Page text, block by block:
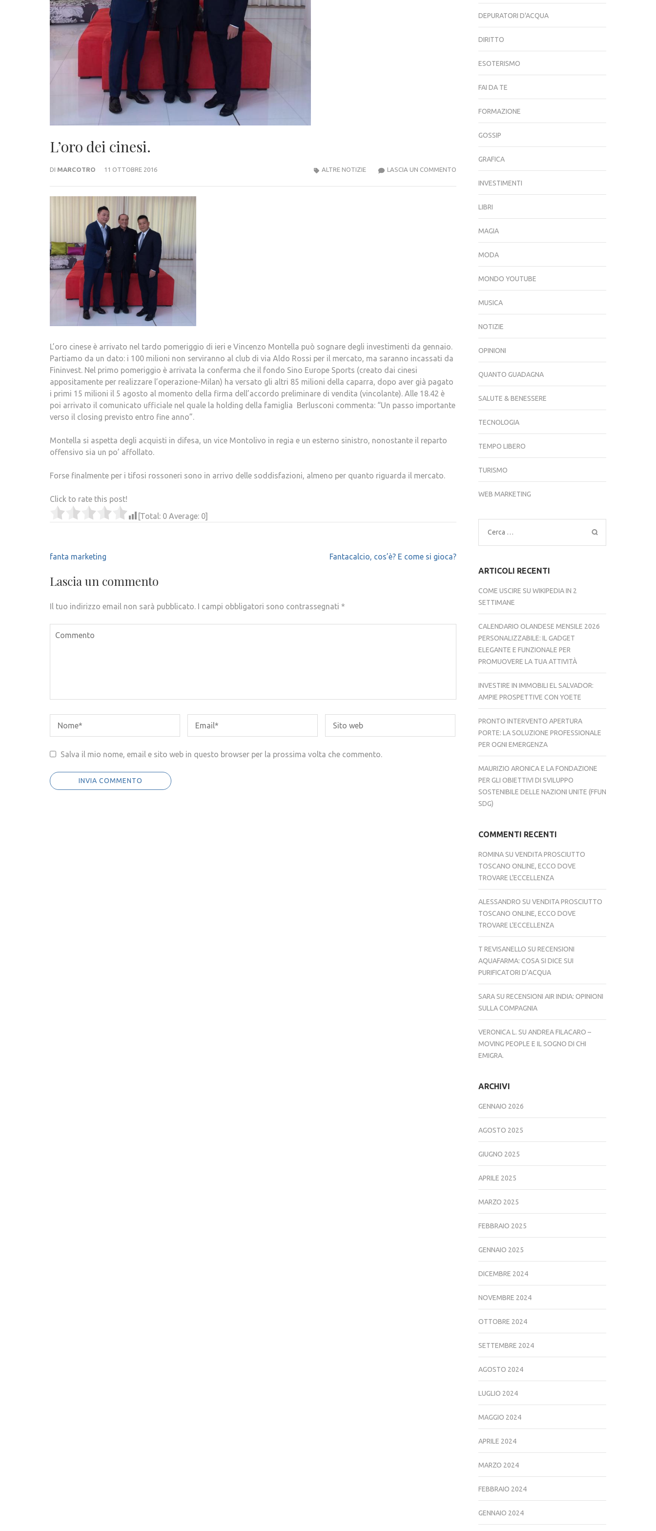
L’oro dei cinesi.
DI MARCOTRO 11 OTTOBRE 2016 LASCIA UN COMMENTOL’ORO
ALTRE NOTIZIE
L’oro cinese è arrivato nel tardo pomeriggio di ieri e Vincenzo Montella può sognare degli investimenti da gennaio.
Partiamo da un dato: i 100 milioni non serviranno al club di via Aldo Rossi per il mercato, ma saranno incassati da
Fininvest. Nel primo pomeriggio è arrivata la conferma che il fondo Sino Europe Sports (creato dai cinesi
appositamente per realizzare l’operazione-Milan) ha versato gli altri 85 milioni della caparra, dopo aver già pagato
i primi 15 milioni il 5 agosto al momento della firma dell’accordo preliminare di vendita (vincolante). Alle 18.42 è
poi arrivato il comunicato ufficiale nel quale la holding della famiglia Berlusconi commenta: “Un passo importante
verso il closing previsto entro fine anno”.
Montella si aspetta degli acquisti in difesa, un vice Montolivo in regia e un esterno sinistro, nonostante il reparto
offensivo sia un po’ affollato.
Forse finalmente per i tifosi rossoneri sono in arrivo delle soddisfazioni, almeno per quanto riguarda il mercato.
Click to rate this post!
[Total: 0 Average: 0]
Navigazione
fanta marketing Fantacalcio, cos’è? E come si gioca?
Lascia un commento
Il tuo indirizzo email non sarà pubblicato. I campi obbligatori sono contrassegnati *
Salva il mio nome, email e sito web in questo browser per la prossima volta che commento.
DEPURATORI D'ACQUA
DIRITTO
ESOTERISMO
FAI DA TE
FORMAZIONE
GOSSIP
GRAFICA
INVESTIMENTI
LIBRI
MAGIA
MODA
MONDO YOUTUBE
MUSICA
NOTIZIE
OPINIONI
QUANTO GUADAGNA
SALUTE & BENESSERE
TECNOLOGIA
TEMPO LIBERO
TURISMO
WEB MARKETING
Ricerca
per:
ARTICOLI RECENTI
COME USCIRE SU WIKIPEDIA IN 2
SETTIMANE
CALENDARIO OLANDESE MENSILE 2026
PERSONALIZZABILE: IL GADGET
ELEGANTE E FUNZIONALE PER
PROMUOVERE LA TUA ATTIVITÀ
INVESTIRE IN IMMOBILI EL SALVADOR:
AMPIE PROSPETTIVE CON YOETE
PRONTO INTERVENTO APERTURA
PORTE: LA SOLUZIONE PROFESSIONALE
PER OGNI EMERGENZA
MAURIZIO ARONICA E LA FONDAZIONE
PER GLI OBIETTIVI DI SVILUPPO
SOSTENIBILE DELLE NAZIONI UNITE (FFUN
SDG)
COMMENTI RECENTI
ROMINASU VENDITA PROSCIUTTO
TOSCANO ONLINE, ECCO DOVE
TROVARE L’ECCELLENZA
ALESSANDRO SU VENDITA PROSCIUTTO
TOSCANO ONLINE, ECCO DOVE
TROVARE L’ECCELLENZA
T REVISANELLO SU RECENSIONI
AQUAFARMA: COSA SI DICE SUI
PURIFICATORI D’ACQUA
SARASU RECENSIONI AIR INDIA: OPINIONI
SULLA COMPAGNIA
VERONICA L. SU ANDREA FILACARO –
MOVING PEOPLE E IL SOGNO DI CHI
EMIGRA.
ARCHIVI
GENNAIO 2026
AGOSTO 2025
GIUGNO 2025
APRILE 2025
MARZO 2025
FEBBRAIO 2025
GENNAIO 2025
DICEMBRE 2024
NOVEMBRE 2024
OTTOBRE 2024
SETTEMBRE 2024
AGOSTO 2024
LUGLIO 2024
MAGGIO 2024
APRILE 2024
MARZO 2024
FEBBRAIO 2024
GENNAIO 2024